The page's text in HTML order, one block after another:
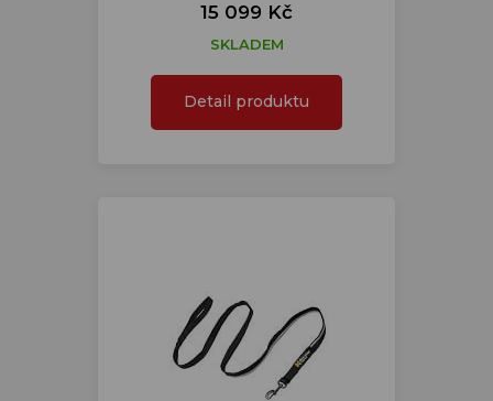
15 099 Kč
SKLADEM
Detail produktu